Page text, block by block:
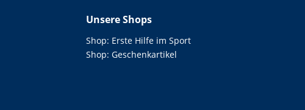
Unsere Shops
Shop: Erste Hilfe im Sport
Shop: Geschenkartikel